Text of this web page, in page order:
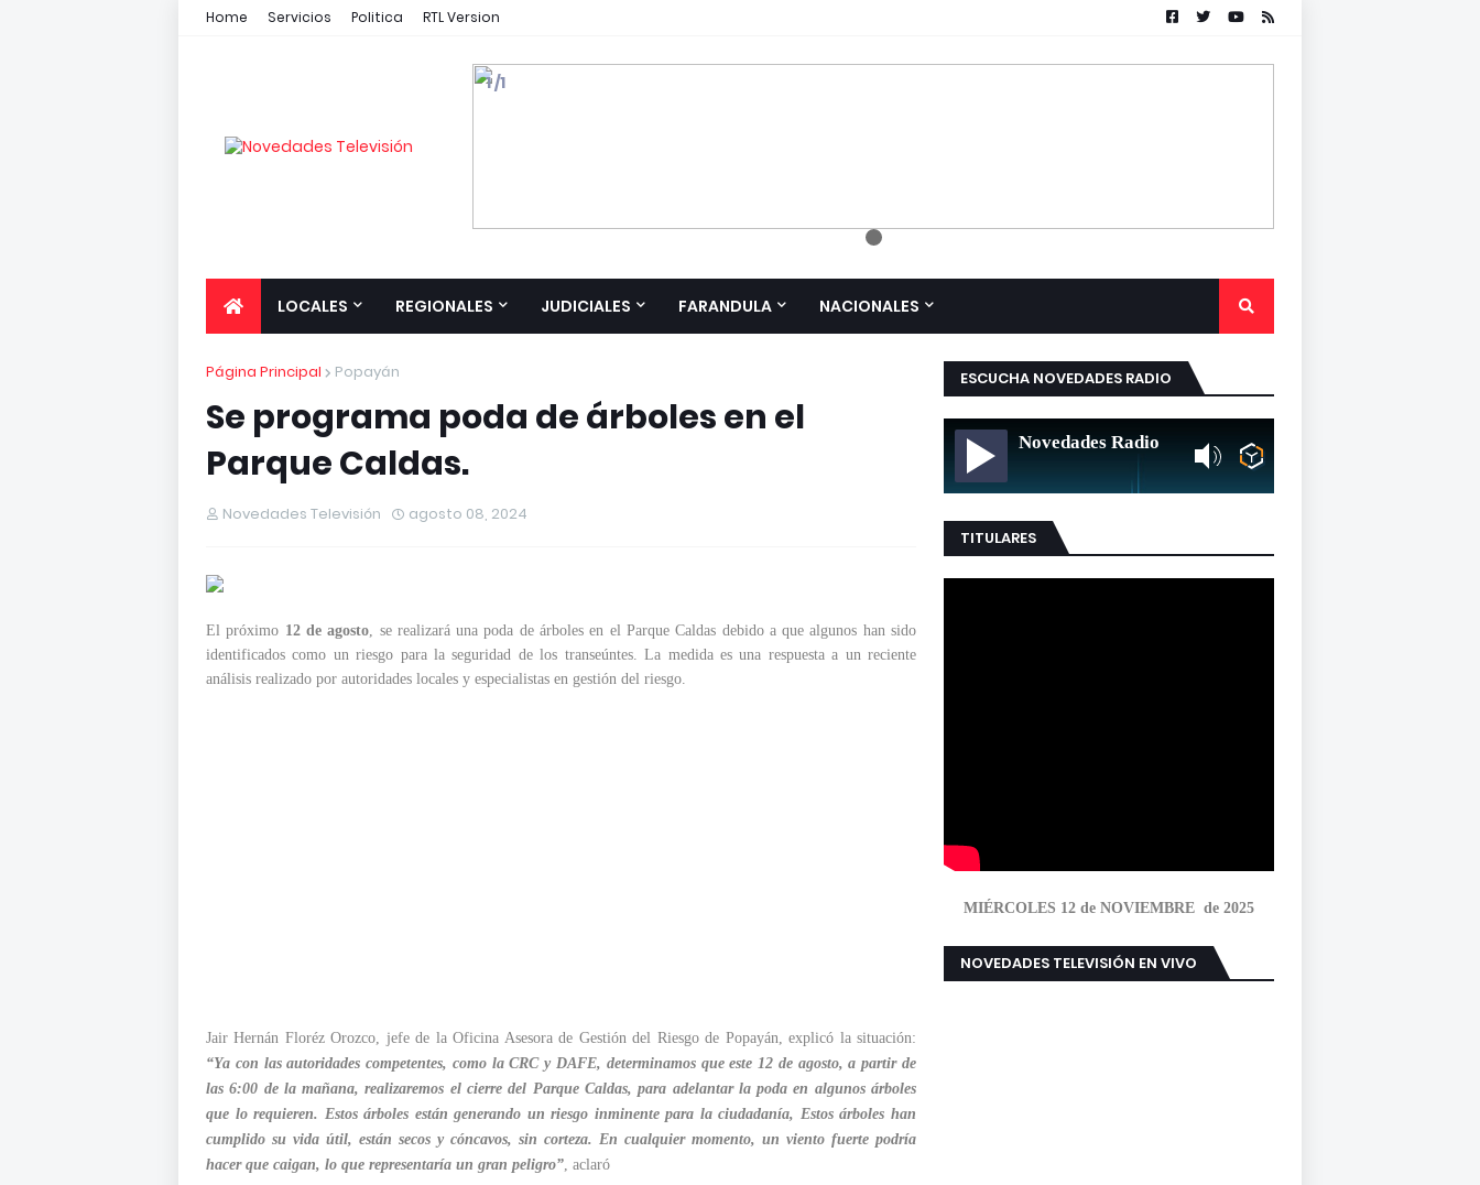
Home Servicios Politica RTL Version
1 /1
LOCALES REGIONALES JUDICIALES FARANDULA NACIONALES
Página Principal Popayán
Se programa poda de árboles en el
Parque Caldas.
Novedades Televisión agosto 08, 2024
El próximo 12 de agosto, se realizará una poda de árboles en el Parque Caldas debido a que algunos han sido
identificados como un riesgo para la seguridad de los transeúntes. La medida es una respuesta a un reciente
análisis realizado por autoridades locales y especialistas en gestión del riesgo.
Jair Hernán Floréz Orozco, jefe de la Oficina Asesora de Gestión del Riesgo de Popayán, explicó la situación:
“Ya con las autoridades competentes, como la CRC y DAFE, determinamos que este 12 de agosto, a partir de
las 6:00 de la mañana, realizaremos el cierre del Parque Caldas, para adelantar la poda en algunos árboles
que lo requieren. Estos árboles están generando un riesgo inminente para la ciudadanía, Estos árboles han
cumplido su vida útil, están secos y cóncavos, sin corteza. En cualquier momento, un viento fuerte podría
hacer que caigan, lo que representaría un gran peligro”, aclaró
ESCUCHA NOVEDADES RADIO
Novedades Radio
TITULARES
MIÉRCOLES 12 de NOVIEMBRE de 2025
NOVEDADES TELEVISIÓN EN VIVO